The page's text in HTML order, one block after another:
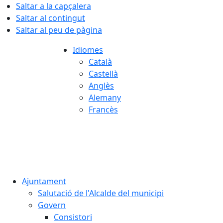
Saltar a la capçalera
Saltar al contingut
Saltar al peu de pàgina
Idiomes
Català
Castellà
Anglès
Alemany
Francès
Ajuntament
Salutació de l'Alcalde del municipi
Govern
Consistori